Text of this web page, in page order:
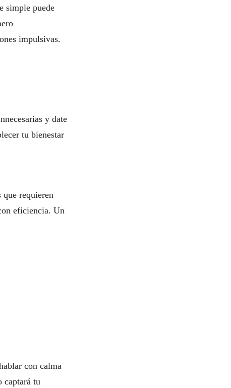
simple puede
impulsivas.
y date
tu bienestar
que requieren
eficiencia. Un
con calma
captará tu